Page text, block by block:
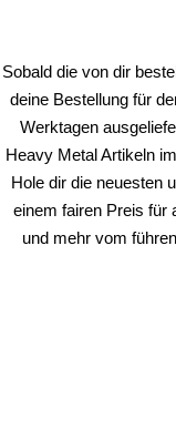
Sobald die von dir
deine Bestellung für
Werktagen
Heavy Metal Artikeln
Hole dir die neuesten
einem fairen Preis für
und mehr vom